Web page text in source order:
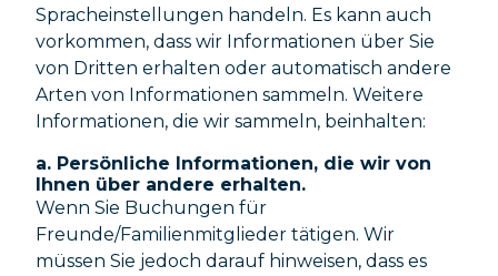
Spracheinstellungen handeln. Es kann auch
vorkommen, dass wir Informationen über Sie
von Dritten erhalten oder automatisch andere
Arten von Informationen sammeln. Weitere
Informationen, die wir sammeln, beinhalten:
a. Persönliche Informationen, die wir von
Ihnen über andere erhalten.
Wenn Sie Buchungen für
Freunde/Familienmitglieder tätigen. Wir
müssen Sie jedoch darauf hinweisen, dass es